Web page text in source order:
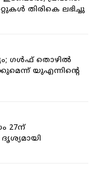
തിരികെ ലഭിച്ചു
ഗള്‍ഫ് തൊഴില്‍
യുഎന്നിന്റെ
27ന്